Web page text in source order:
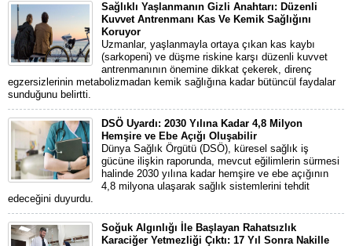
Sağlıklı Yaşlanmanın Gizli Anahtarı: Düzenli
Kuvvet Antrenmanı Kas Ve Kemik Sağlığını
Koruyor
Uzmanlar, yaşlanmayla ortaya çıkan kas kaybı
(sarkopeni) ve düşme riskine karşı düzenli kuvvet
antrenmanının önemine dikkat çekerek, direnç
egzersizlerinin metabolizmadan kemik sağlığına kadar bütüncül faydalar
sunduğunu belirtti.
DSÖ Uyardı: 2030 Yılına Kadar 4,8 Milyon
Hemşire ve Ebe Açığı Oluşabilir
Dünya Sağlık Örgütü (DSÖ), küresel sağlık iş
gücüne ilişkin raporunda, mevcut eğilimlerin sürmesi
halinde 2030 yılına kadar hemşire ve ebe açığının
4,8 milyona ulaşarak sağlık sistemlerini tehdit
edeceğini duyurdu.
Soğuk Algınlığı İle Başlayan Rahatsızlık
Karaciğer Yetmezliği Çıktı: 17 Yıl Sonra Nakille